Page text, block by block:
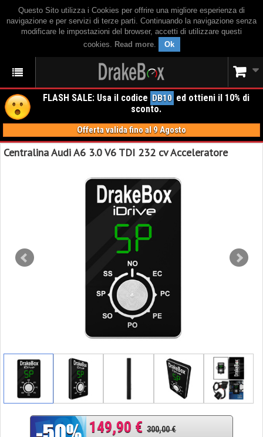
Questo Sito utilizza i Cookies per offrire una migliore esperienza di
navigazione e per servizi di terze parti. Continuando la navigazione senza
modificare le impostazioni del browser, accetti di utilizzare questi
cookies. Read more. Ok
FLASH SALE: Usa il codice DB10 ed ottieni il 10% di
sconto.
Offerta valida fino al 9 Agosto
Centralina Audi A6 3.0 V6 TDI 232 cv Acceleratore
149,90 € 300,00 €